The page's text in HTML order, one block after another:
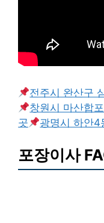
전주시 완산구
창원시 마산합
곳
광명시 하안4
포장이사